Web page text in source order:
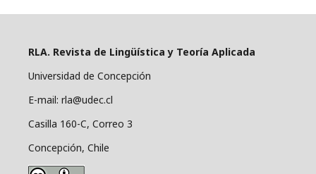
RLA. Revista de Lingüística y Teoría Aplicada
Universidad de Concepción
E-mail: rla@udec.cl
Casilla 160-C, Correo 3
Concepción, Chile